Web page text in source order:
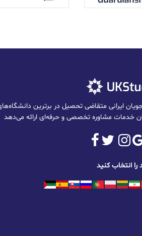
را انتخاب کنید